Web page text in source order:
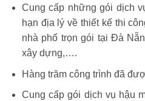
Cung cấp những gói dịch
hạn địa lý về thiết kế thi
nhà phố trọn gói tại Đà
xây dựng,….
Hàng trăm công trình đã
Cung cấp gói dịch vụ hậu